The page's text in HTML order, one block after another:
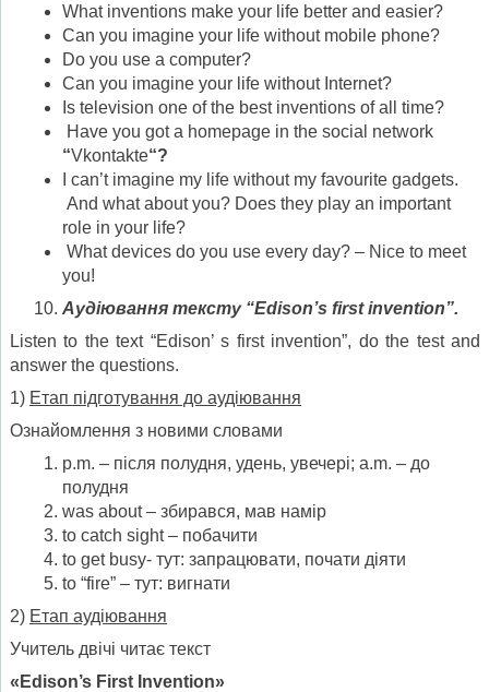
What inventions make your life better and easier?
Can you imagine your life without mobile phone?
Do you use a computer?
Can you imagine your life without Internet?
Is television one of the best inventions of all time?
Have you got a homepage in the social network
“Vkontakte“?
I can’t imagine my life without my favourite gadgets.
And what about you? Does they play an important
role in your life?
What devices do you use every day? – Nice to meet
you!
Аудіювання тексту “Edison’s first invention”.
Listen to the text “Edison’ s first invention”, do the test and
answer the questions.
1) Етап підготування до аудіювання
Ознайомлення з новими словами
p.m. – після полудня, удень, увечері; a.m. – до
полудня
was about – збирався, мав намір
to catch sight – побачити
to get busy- тут: запрацювати, почати діяти
to “fire” – тут: вигнати
2) Етап аудіювання
Учитель двічі читає текст
« Edison’s First Invention»